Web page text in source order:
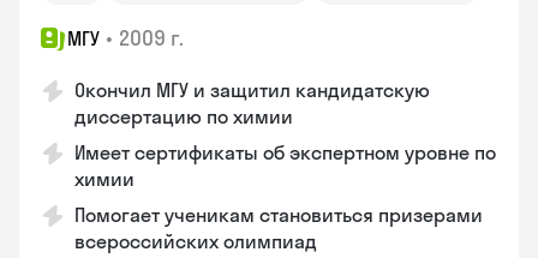
МГУ • 2009 г.
Окончил МГУ и защитил кандидатскую
диссертацию по химии
Имеет сертификаты об экспертном уровне по
химии
Помогает ученикам становиться призерами
всероссийских олимпиад